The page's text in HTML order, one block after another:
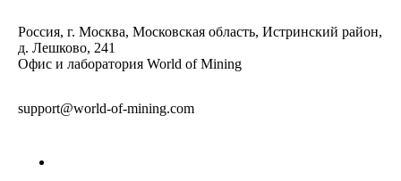
Россия, г. Москва, Московская область, Истринский район,
д. Лешково, 241
Офис и лаборатория World of Mining
support@world-of-mining.com